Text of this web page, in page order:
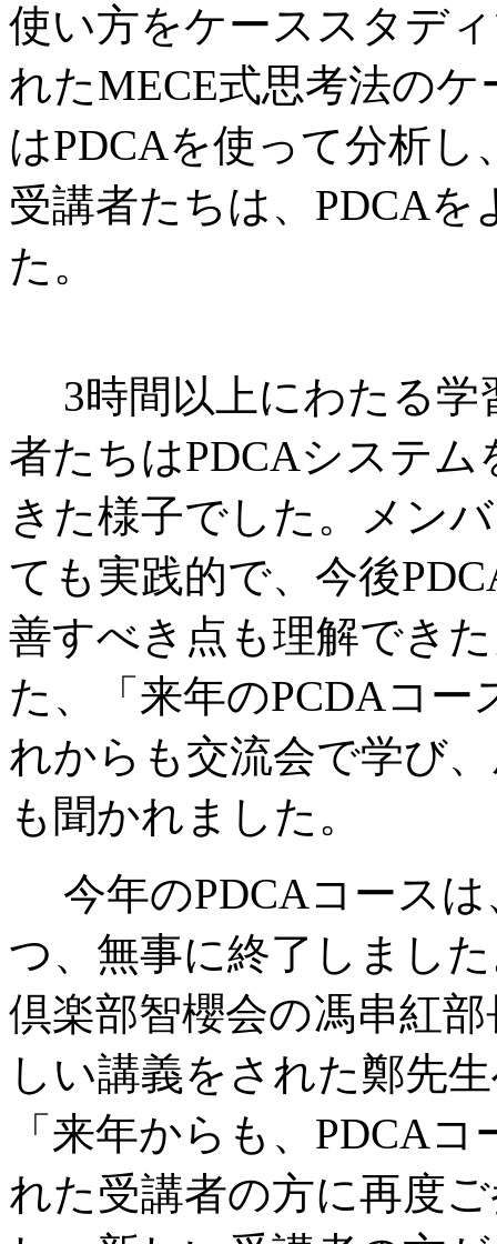
使い方をケーススタデ
れたMECE式思考法の
はPDCAを使って分析
受講者たちは、PDCA
た。
3時間以上にわたる
者たちはPDCAシステ
きた様子でした。メン
ても実践的で、今後
善すべき点も理解でき
た、「来年のPCDAコ
れからも交流会で学び
も聞かれました。
今年のPDCAコース
つ、無事に終了しまし
倶楽部智櫻会の馮串紅
しい講義をされた鄭先
「来年からも、PDCA
れた受講者の方に再度